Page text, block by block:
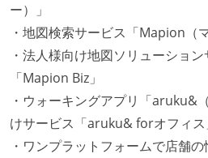
ー）」
・地図検索サービス「Mapion（
・法人様向け地図ソリューショ
「Mapion Biz」
・ウォーキングアプリ「aruku&
けサービス「aruku& forオフィス
・ワンプラットフォームで店舗